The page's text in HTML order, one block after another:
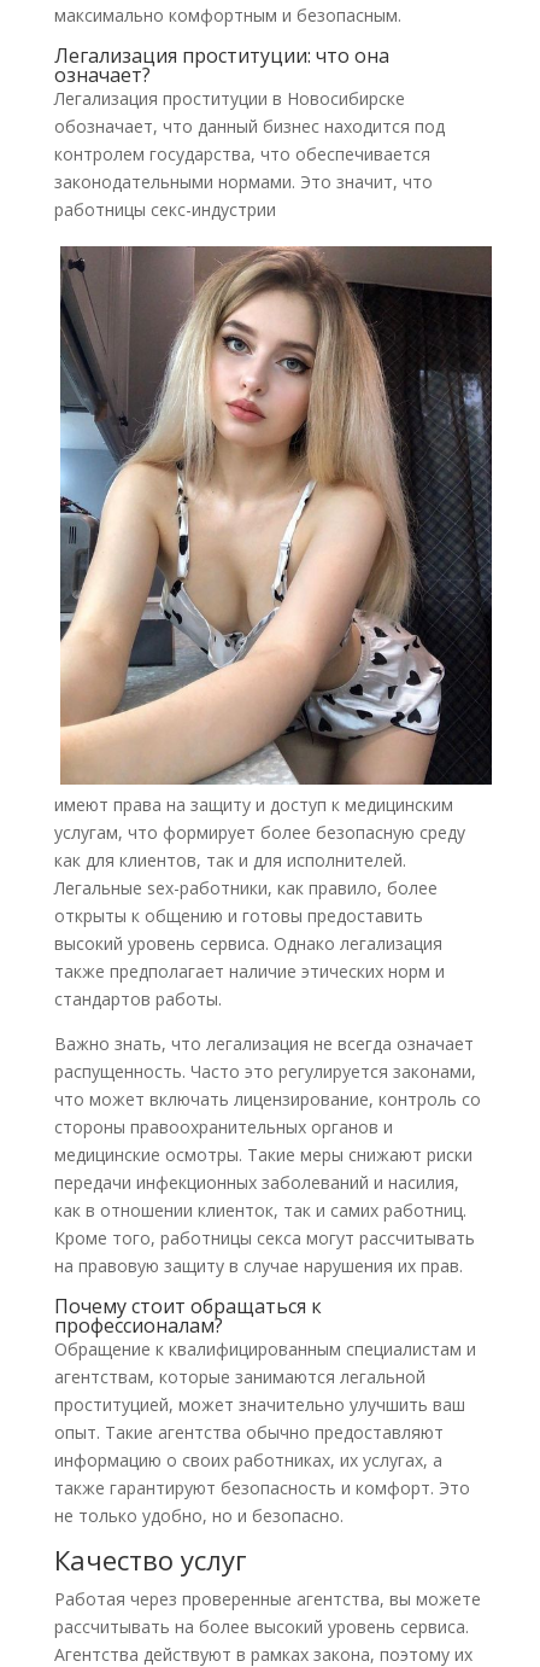
максимально комфортным и безопасным.
Легализация проституции: что она
означает?
Легализация проституции в Новосибирске
обозначает, что данный бизнес находится под
контролем государства, что обеспечивается
законодательными нормами. Это значит, что
работницы секс-индустрии
имеют права на защиту и доступ к медицинским
услугам, что формирует более безопасную среду
как для клиентов, так и для исполнителей.
Легальные sex-работники, как правило, более
открыты к общению и готовы предоставить
высокий уровень сервиса. Однако легализация
также предполагает наличие этических норм и
стандартов работы.
Важно знать, что легализация не всегда означает
распущенность. Часто это регулируется законами,
что может включать лицензирование, контроль со
стороны правоохранительных органов и
медицинские осмотры. Такие меры снижают риски
передачи инфекционных заболеваний и насилия,
как в отношении клиенток, так и самих работниц.
Кроме того, работницы секса могут рассчитывать
на правовую защиту в случае нарушения их прав.
Почему стоит обращаться к
профессионалам?
Обращение к квалифицированным специалистам и
агентствам, которые занимаются легальной
проституцией, может значительно улучшить ваш
опыт. Такие агентства обычно предоставляют
информацию о своих работниках, их услугах, а
также гарантируют безопасность и комфорт. Это
не только удобно, но и безопасно.
Качество услуг
Работая через проверенные агентства, вы можете
рассчитывать на более высокий уровень сервиса.
Агентства действуют в рамках закона, поэтому их